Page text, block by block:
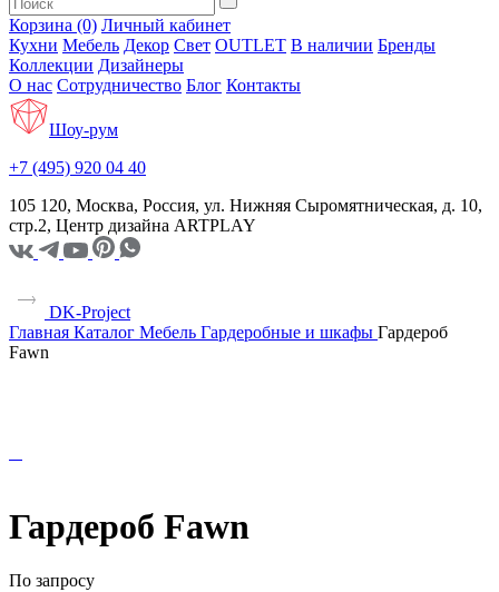
Корзина (0) Личный кабинет
Кухни Мебель Декор Свет OUTLET В наличии Бренды
Коллекции Дизайнеры
О нас Сотрудничество Блог Контакты
Шоу-рум
+7 (495) 920 04 40
105 120, Москва, Россия, ул. Нижняя Сыромятническая, д. 10,
стр.2, Центр дизайна ARTPLAY
DK-Project
Главная Каталог Мебель Гардеробные и шкафы Гардероб
Fawn
Гардероб Fawn
По запросу